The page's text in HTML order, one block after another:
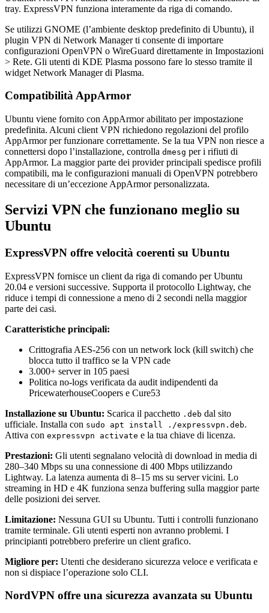
tray. ExpressVPN funziona interamente da riga di comando.
Se utilizzi GNOME (l’ambiente desktop predefinito di Ubuntu), il
plugin VPN di Network Manager ti consente di importare
configurazioni OpenVPN o WireGuard direttamente in Impostazioni
> Rete. Gli utenti di KDE Plasma possono fare lo stesso tramite il
widget Network Manager di Plasma.
Compatibilità AppArmor
Ubuntu viene fornito con AppArmor abilitato per impostazione
predefinita. Alcuni client VPN richiedono regolazioni del profilo
AppArmor per funzionare correttamente. Se la tua VPN non riesce a
connettersi dopo l’installazione, controlla dmesg per i rifiuti di
AppArmor. La maggior parte dei provider principali spedisce profili
compatibili, ma le configurazioni manuali di OpenVPN potrebbero
necessitare di un’eccezione AppArmor personalizzata.
Servizi VPN che funzionano meglio su
Ubuntu
ExpressVPN offre velocità coerenti su Ubuntu
ExpressVPN fornisce un client da riga di comando per Ubuntu
20.04 e versioni successive. Supporta il protocollo Lightway, che
riduce i tempi di connessione a meno di 2 secondi nella maggior
parte dei casi.
Caratteristiche principali:
Crittografia AES-256 con un network lock (kill switch) che
blocca tutto il traffico se la VPN cade
3.000+ server in 105 paesi
Politica no-logs verificata da audit indipendenti da
PricewaterhouseCoopers e Cure53
Installazione su Ubuntu: Scarica il pacchetto .deb dal sito
ufficiale. Installa con sudo apt install ./expressvpn.deb.
Attiva con expressvpn activate e la tua chiave di licenza.
Prestazioni: Gli utenti segnalano velocità di download in media di
280–340 Mbps su una connessione di 400 Mbps utilizzando
Lightway. La latenza aumenta di 8–15 ms su server vicini. Lo
streaming in HD e 4K funziona senza buffering sulla maggior parte
delle posizioni dei server.
Limitazione: Nessuna GUI su Ubuntu. Tutti i controlli funzionano
tramite terminale. Gli utenti esperti non avranno problemi. I
principianti potrebbero preferire un client grafico.
Migliore per: Utenti che desiderano sicurezza veloce e verificata e
non si dispiace l’operazione solo CLI.
NordVPN offre una sicurezza avanzata su Ubuntu